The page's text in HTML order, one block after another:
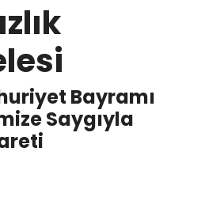
Bayramı
Saygıyla